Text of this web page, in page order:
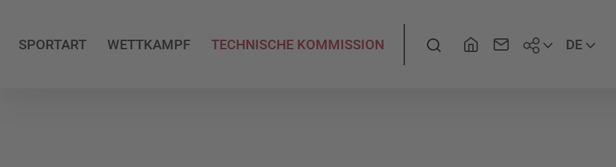
SPORTART WETTKAMPF TECHNISCHE KOMMISSION Suche Folgen Sie
DE